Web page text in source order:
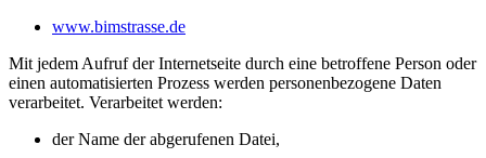
www.bimstrasse.de
Mit jedem Aufruf der Internetseite durch eine betroffene Person oder
einen automatisierten Prozess werden personenbezogene Daten
verarbeitet. Verarbeitet werden:
der Name der abgerufenen Datei,